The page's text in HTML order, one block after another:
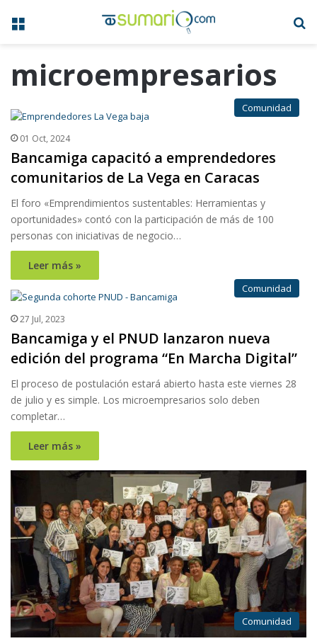
Menú
microempresarios
Comunidad
01 Oct, 2024
Bancamiga capacitó a emprendedores
comunitarios de La Vega en Caracas
El foro «Emprendimientos sustentables: Herramientas y
oportunidades» contó con la participación de más de 100
personas con iniciativas de negocio…
Leer más »
Comunidad
27 Jul, 2023
Bancamiga y el PNUD lanzaron nueva
edición del programa “En Marcha Digital”
El proceso de postulación estará abierto hasta este viernes 28
de julio y es simple. Los microempresarios solo deben
completar…
Leer más »
Comunidad